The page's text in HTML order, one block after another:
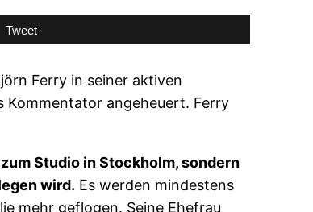
Tweet
Ferry in seiner aktiven
Kommentator angeheuert. Ferry
Studio in Stockholm, sondern
wird. Es werden mindestens
mehr geflogen. Seine Ehefrau